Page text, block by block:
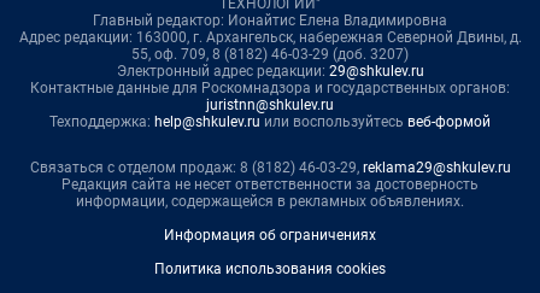
ТЕХНОЛОГИИ"
Главный редактор: Ионайтис Елена Владимировна
Адрес редакции: 163000, г. Архангельск, набережная Северной Двины, д.
55, оф. 709, 8 (8182) 46-03-29 (доб. 3207)
Электронный адрес редакции: 29@shkulev.ru
Контактные данные для Роскомнадзора и государственных органов:
juristnn@shkulev.ru
Техподдержка: help@shkulev.ru или воспользуйтесь веб-формой
Связаться с отделом продаж: 8 (8182) 46-03-29, reklama29@shkulev.ru
Редакция сайта не несет ответственности за достоверность
информации, содержащейся в рекламных объявлениях.
Информация об ограничениях
Политика использования cookies